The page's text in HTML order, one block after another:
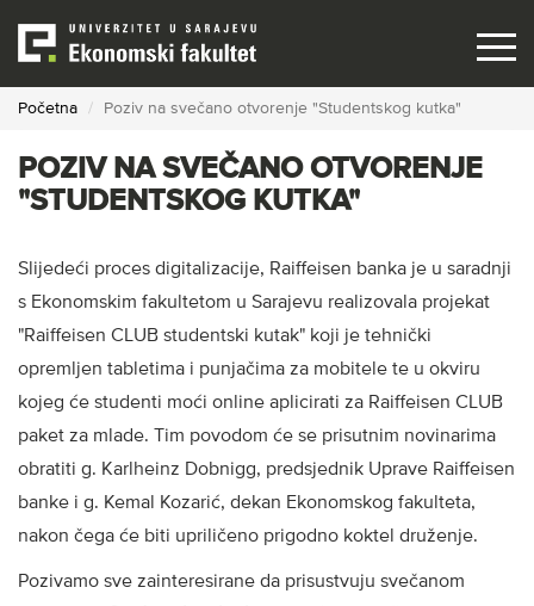
main
content
Početna
Poziv na svečano otvorenje "Studentskog kutka"
POZIV NA SVEČANO OTVORENJE
"STUDENTSKOG KUTKA"
Slijedeći proces digitalizacije, Raiffeisen banka je u saradnji
s Ekonomskim fakultetom u Sarajevu realizovala projekat
"Raiffeisen CLUB studentski kutak" koji je tehnički
opremljen tabletima i punjačima za mobitele te u okviru
kojeg će studenti moći online aplicirati za Raiffeisen CLUB
paket za mlade. Tim povodom će se prisutnim novinarima
obratiti g. Karlheinz Dobnigg, predsjednik Uprave Raiffeisen
banke i g. Kemal Kozarić, dekan Ekonomskog fakulteta,
nakon čega će biti upriličeno prigodno koktel druženje.
Pozivamo sve zainteresirane da prisustvuju svečanom